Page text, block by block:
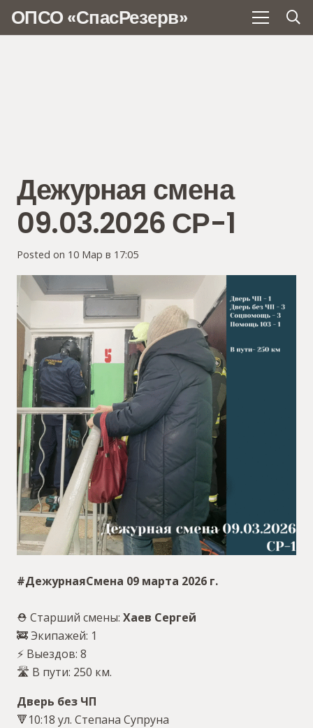
ОПСО «СпасРезерв»
Дежурная смена
09.03.2026 СР-1
Posted on 10 Мар в 17:05
#ДежурнаяСмена 09 марта 2026 г.
⛑ Старший смены: Хаев Сергей
🚒 Экипажей: 1
⚡️ Выездов: 8
🛣 В пути: 250 км.
Дверь без ЧП
🔻10:18 ул. Степана Супруна